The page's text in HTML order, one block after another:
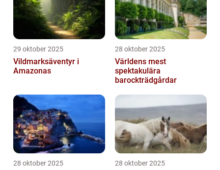
29 oktober 2025
Vildmarksäventyr i
Amazonas
28 oktober 2025
Världens mest
spektakulära
barockträdgårdar
28 oktober 2025 28 oktober 2025